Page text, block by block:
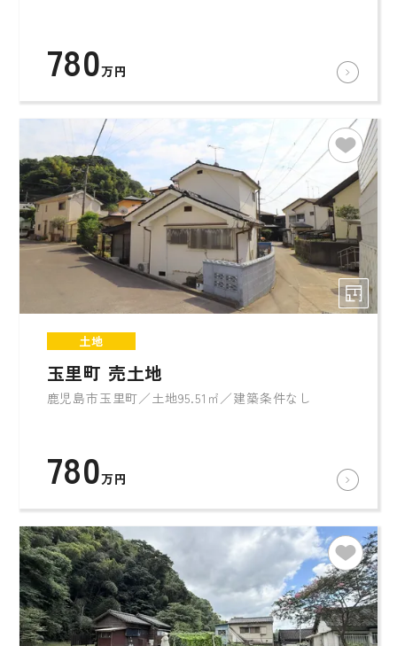
780万円
土地
玉里町 売土地
鹿児島市玉里町／土地95.51㎡／建築条件なし
780万円